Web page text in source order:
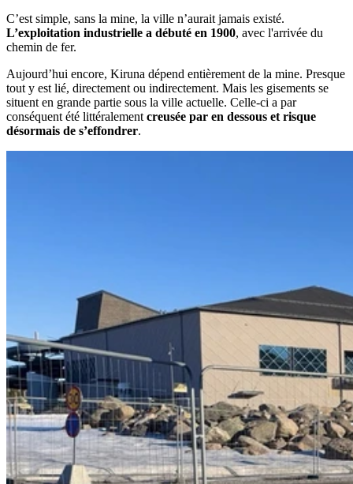
C’est simple, sans la mine, la ville n’aurait jamais existé.
L’exploitation industrielle a débuté en 1900, avec l'arrivée du
chemin de fer.
Aujourd’hui encore, Kiruna dépend entièrement de la mine. Presque
tout y est lié, directement ou indirectement. Mais les gisements se
situent en grande partie sous la ville actuelle. Celle-ci a par
conséquent été littéralement creusée par en dessous et risque
désormais de s’effondrer.